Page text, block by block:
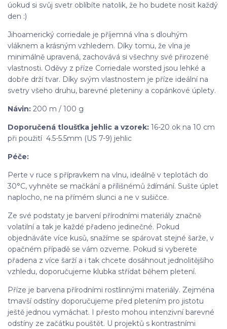
úokud si svůj svetr oblíbíte natolik, že ho budete nosit každý
den :)
Jihoamerický corriedale je příjemná vlna s dlouhým
vláknem a krásným vzhledem. Díky tomu, že vlna je
minimálně upravená, zachovává si všechny své přirozené
vlastnosti. Oděvy z příze Corriedale worsted jsou lehké a
dobře drží tvar. Díky svým vlastnostem je příze ideální na
svetry všeho druhu, barevné pleteniny a copánkové úplety.
Návin: 200 m / 100 g
Doporučená tloušťka jehlic a vzorek: 16-20 ok na 10 cm
při použití 4.5-5.5mm (US 7-9) jehlic
Péče:
Perte v ruce s přípravkem na vlnu, ideálně v teplotách do
30°C, vyhněte se mačkání a přílišnémů ždímání. Sušte úplet
naplocho, ne na přímém slunci a ne v sušičce.
Ze své podstaty je barvení přírodními materiály značně
volatilní a tak je každé přadeno jedinečné. Pokud
objednáváte více kusů, snažíme se spárovat stejné šarže, v
opačném případě se vám ozveme. Pokud si vyberete
přadena z více šarží a i tak chcete dosáhnout jednolitějšího
vzhledu, doporučujeme klubka střídat během pletení.
Příze je barvena přírodními rostlinnými materiály. Zejména
tmavší odstíny doporučujeme před pletením pro jistotu
ještě jednou vymáchat. I přesto mohou intenzivní barevné
odstíny ze začátku pouštět. U projektů s kontrastními